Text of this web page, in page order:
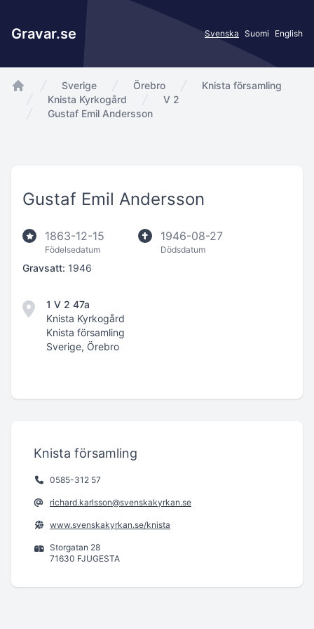
Gravar.se Svenska Suomi English
app.Start
Sverige Örebro
Knista församling
Knista Kyrkogård
V 2
Gustaf Emil Andersson
Gustaf Emil Andersson
1863-12-15
Födelsedatum
1946-08-27
Dödsdatum
Gravsatt: 1946
1 V 2 47a
Knista Kyrkogård
Knista församling
Sverige, Örebro
Knista församling
0585-312 57
richard.karlsson@svenskakyrkan.se
www.svenskakyrkan.se/knista
Storgatan 28
71630 FJUGESTA